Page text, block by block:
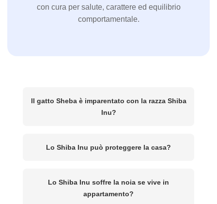
con cura per salute, carattere ed equilibrio
comportamentale.
Il gatto Sheba è imparentato con la razza Shiba
Inu?
Lo Shiba Inu può proteggere la casa?
Lo Shiba Inu soffre la noia se vive in
appartamento?